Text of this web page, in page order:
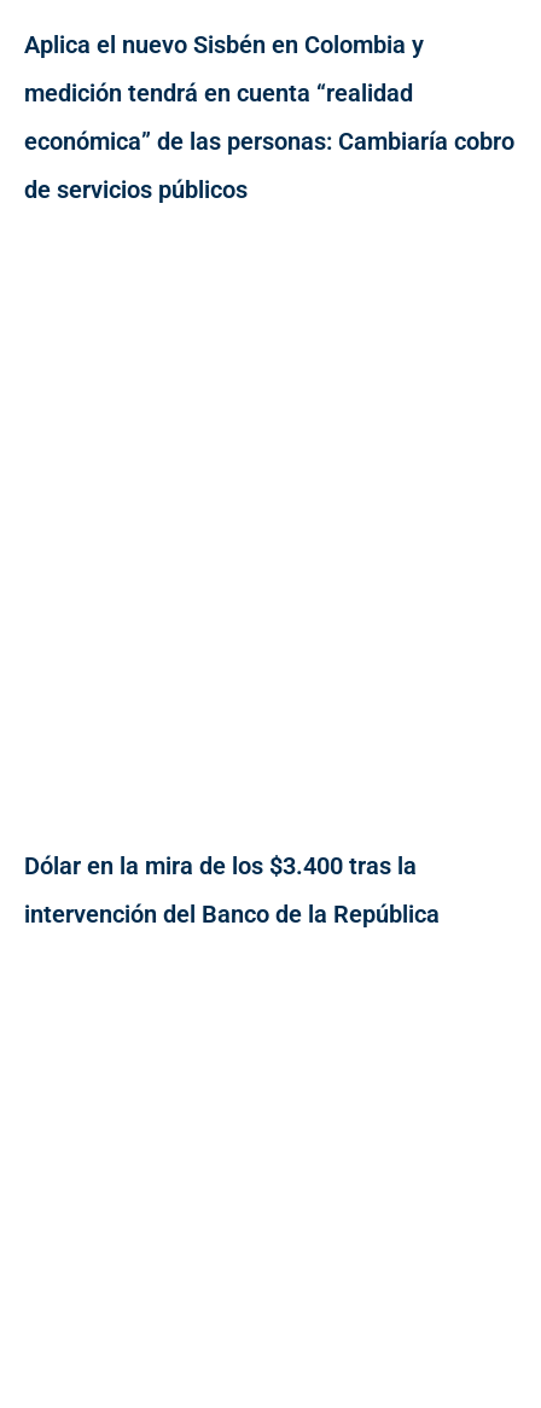
Aplica el nuevo Sisbén en Colombia y
medición tendrá en cuenta “realidad
económica” de las personas: Cambiaría cobro
de servicios públicos
Dólar en la mira de los $3.400 tras la
intervención del Banco de la República